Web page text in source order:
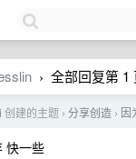
› 全部回复第 1
创建的主题 › 分享创造 › 因
快一些